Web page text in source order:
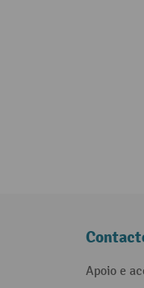
Apoio e